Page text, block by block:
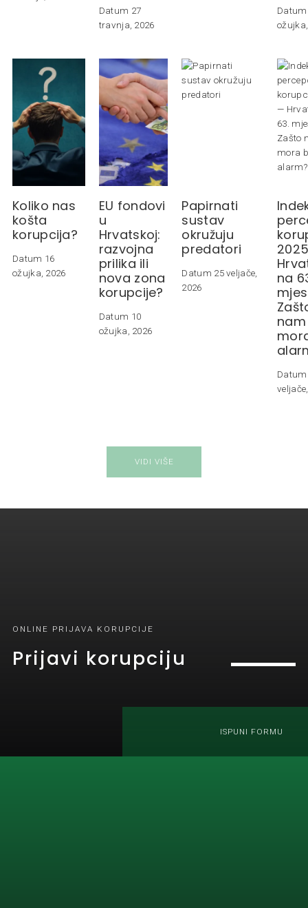
Datum 27
travnja, 2026
Datum
Koliko nas
košta
korupcija?
Datum 16
ožujka, 2026
EU fondovi
u
Hrvatskoj:
razvojna
prilika ili
nova zona
korupcije?
Datum 10
ožujka, 2026
Papirnati
sustav
okružuju
predatori
Datum 25 veljače,
2026
na
Datum
VIDI VIŠE
ONLINE PRIJAVA KORUPCIJE
Prijavi korupciju
ISPUNI FORMU